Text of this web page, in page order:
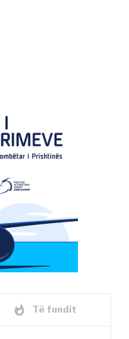
whatshot Të fundit